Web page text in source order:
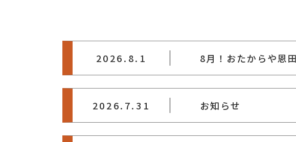
2026.8.1 8月！おたからや恩
2026.7.31 お知らせ